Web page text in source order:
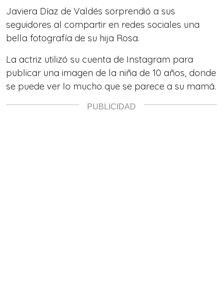
Javiera Díaz de Valdés sorprendió a sus
seguidores al compartir en redes sociales una
bella fotografía de su hija Rosa.
La actriz utilizó su cuenta de Instagram para
publicar una imagen de la niña de 10 años, donde
se puede ver lo mucho que se parece a su mamá.